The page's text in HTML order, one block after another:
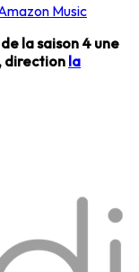
Music
la saison 4 une
direction la